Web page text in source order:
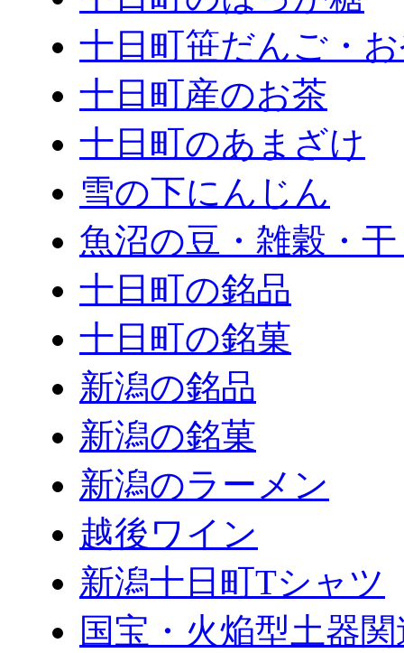
十日町笹だんご・
十日町産のお茶
十日町のあまざけ
雪の下にんじん
魚沼の豆・雑穀・
十日町の銘品
十日町の銘菓
新潟の銘品
新潟の銘菓
新潟のラーメン
越後ワイン
新潟十日町Tシャツ
国宝・火焔型土器